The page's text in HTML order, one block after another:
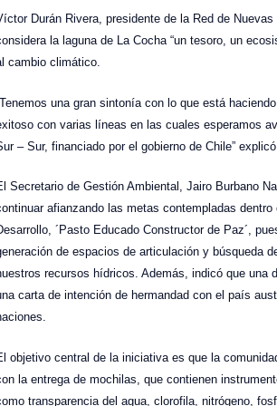
Durán Rivera, presidente de la Red de
la laguna de La Cocha “un tesoro, un
cambio climático.
una gran sintonía con lo que está
con varias líneas en las cuales esperamos
– Sur, financiado por el gobierno de Chile”
Secretario de Gestión Ambiental, Jairo Burbano
afianzando las metas contempladas
´Pasto Educado Constructor de Paz´,
de espacios de articulación y búsqueda
recursos hídricos. Además, indicó que una
carta de intención de hermandad con el país
objetivo central de la iniciativa es que la
la entrega de mochilas, que contienen
transparencia del agua, clorofila, nitrógeno,